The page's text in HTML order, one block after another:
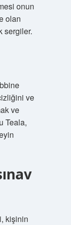
onun
olan
sergiler.
ve
ve
Teala,
kişinin